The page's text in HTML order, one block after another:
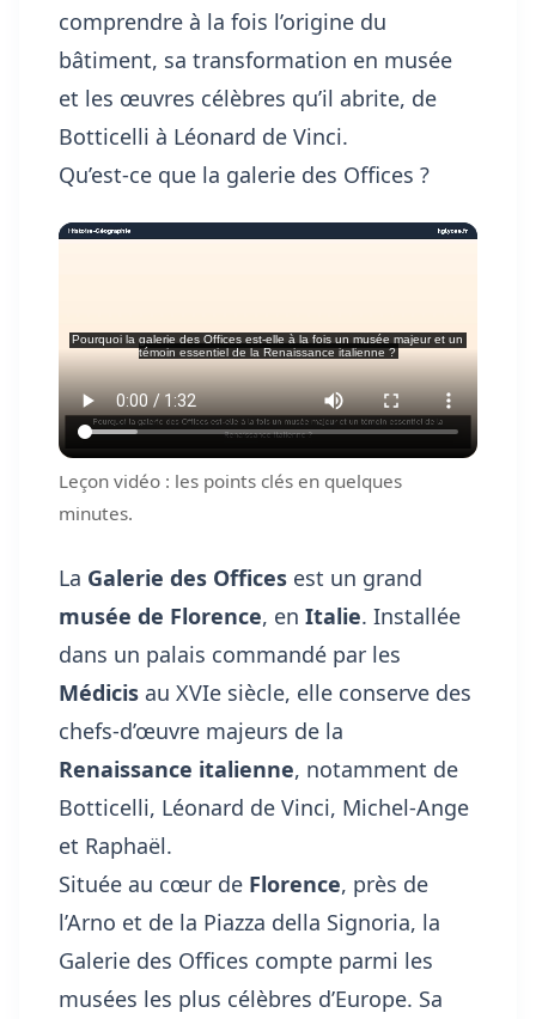
comprendre à la fois l’origine du
bâtiment, sa transformation en musée
et les œuvres célèbres qu’il abrite, de
Botticelli à Léonard de Vinci.
Qu’est-ce que la galerie des Offices ?
Leçon vidéo : les points clés en quelques
minutes.
La Galerie des Offices est un grand
musée de Florence, en Italie. Installée
dans un palais commandé par les
Médicis au XVIe siècle, elle conserve des
chefs-d’œuvre majeurs de la
Renaissance italienne, notamment de
Botticelli, Léonard de Vinci, Michel-Ange
et Raphaël.
Située au cœur de Florence, près de
l’Arno et de la Piazza della Signoria, la
Galerie des Offices compte parmi les
musées les plus célèbres d’Europe. Sa